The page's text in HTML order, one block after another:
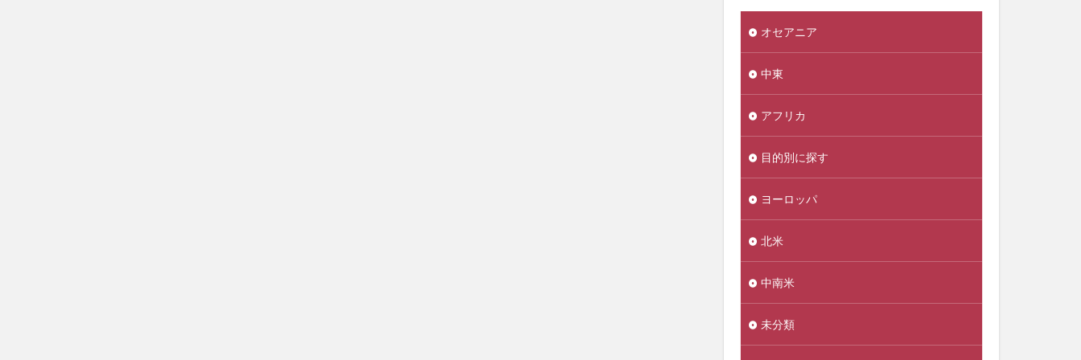
オセアニア
中東
アフリカ
目的別に探す
ヨーロッパ
北米
中南米
未分類